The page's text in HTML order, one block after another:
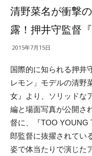
清野菜名が衝撃
露！押井守監督
2015年7月15日
国際的に知られる押井
レモン」モデルの清野
女』より、ソリッドな
編と場面写真が公開さ
督に、『TOO YOUNG
郎監督に抜擢されてい
姿で体当たりで演じた